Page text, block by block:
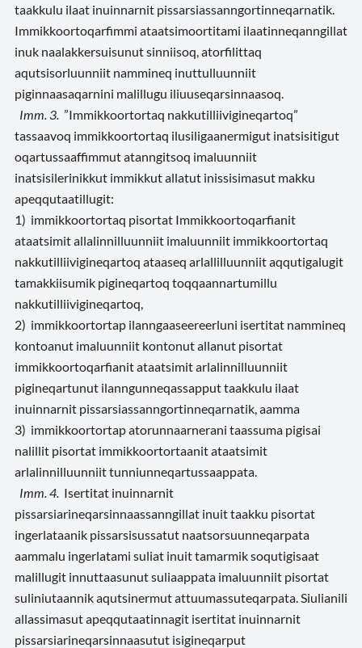
taakkulu ilaat inuinnarnit pissarsiassanngortinneqarnatik.
Immikkoortoqarfimmi ataatsimoortitami ilaatinneqanngillat
inuk naalakkersuisunut sinniisoq, atorfilittaq
aqutsisorluunniit nammineq inuttulluunniit
piginnaasaqarnini malillugu iliuuseqarsinnaasoq.
Imm. 3. ”Immikkoortortaq nakkutilliivigineqartoq”
tassaavoq immikkoortortaq ilusiligaanermigut inatsisitigut
oqartussaaffimmut atanngitsoq imaluunniit
inatsisilerinikkut immikkut allatut inissisimasut makku
apeqqutaatillugit:
1) immikkoortortaq pisortat Immikkoortoqarfianit
ataatsimit allalinnilluunniit imaluunniit immikkoortortaq
nakkutilliivigineqartoq ataaseq arlallilluunniit aqqutigalugit
tamakkiisumik pigineqartoq toqqaannartumillu
nakkutilliivigineqartoq,
2) immikkoortortap ilanngaaseereerluni isertitat nammineq
kontoanut imaluunniit kontonut allanut pisortat
immikkoortoqarfianit ataatsimit arlalinnilluunniit
pigineqartunut ilanngunneqassapput taakkulu ilaat
inuinnarnit pissarsiassanngortinneqarnatik, aamma
3) immikkoortortap atorunnaarnerani taassuma pigisai
nalillit pisortat immikkoortortaanit ataatsimit
arlalinnilluunniit tunniunneqartussaappata.
Imm. 4. Isertitat inuinnarnit
pissarsiarineqarsinnaassanngillat inuit taakku pisortat
ingerlataanik pissarsisussatut naatsorsuunneqarpata
aammalu ingerlatami suliat inuit tamarmik soqutigisaat
malillugit innuttaasunut suliaappata imaluunniit pisortat
suliniutaannik aqutsinermut attuumassuteqarpata. Siulianili
allassimasut apeqqutaatinnagit isertitat inuinnarnit
pissarsiarineqarsinnaasutut isigineqarput